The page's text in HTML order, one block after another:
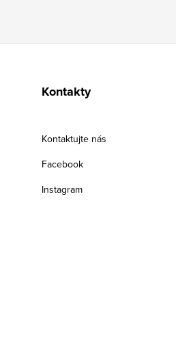
Kontakty
Kontaktujte nás
Facebook
Instagram